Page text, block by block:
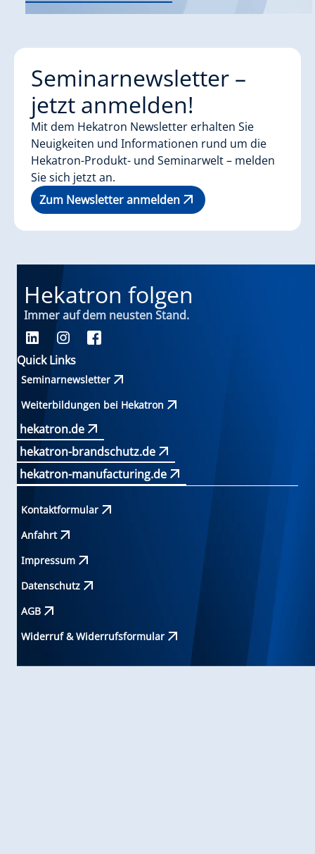
Seminarnewsletter –
jetzt anmelden!
Mit dem Hekatron Newsletter erhalten Sie
Neuigkeiten und Informationen rund um die
Hekatron-Produkt- und Seminarwelt – melden
Sie sich jetzt an.
Zum Newsletter anmelden
Hekatron folgen
Immer auf dem neusten Stand.
Quick Links
Seminarnewsletter
Weiterbildungen bei Hekatron
hekatron.de
hekatron-brandschutz.de
hekatron-manufacturing.de
Kontaktformular
Anfahrt
Impressum
Datenschutz
AGB
Widerruf & Widerrufsformular